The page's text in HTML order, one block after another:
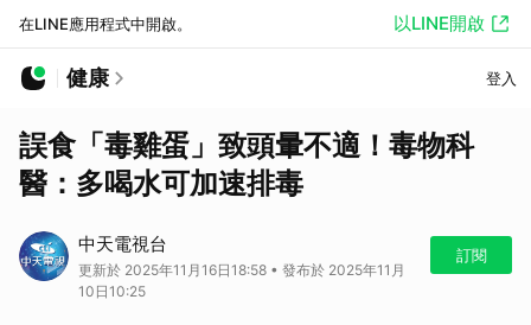
在LINE應用程式中開啟。 以LINE開啟
健康 登入
誤食「毒雞蛋」致頭暈不適！毒物科
醫：多喝水可加速排毒
中天電視台
更新於 2025年11月16日18:58 • 發布於 2025年11月
10日10:25
訂閱